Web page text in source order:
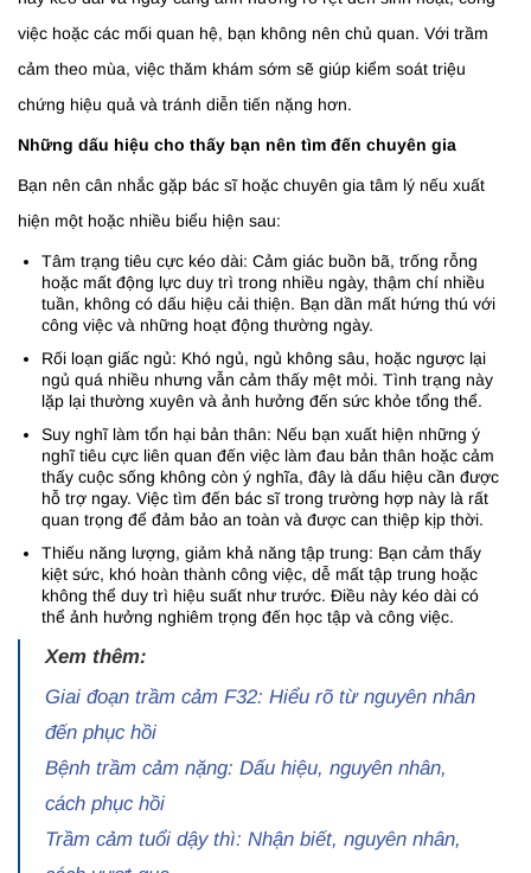
việc hoặc các mối quan hệ, bạn không nên chủ quan. Với trầm
cảm theo mùa, việc thăm khám sớm sẽ giúp kiểm soát triệu
chứng hiệu quả và tránh diễn tiến nặng hơn.
Những dấu hiệu cho thấy bạn nên tìm đến chuyên gia
Bạn nên cân nhắc gặp bác sĩ hoặc chuyên gia tâm lý nếu xuất
hiện một hoặc nhiều biểu hiện sau:
Tâm trạng tiêu cực kéo dài: Cảm giác buồn bã, trống rỗng
hoặc mất động lực duy trì trong nhiều ngày, thậm chí nhiều
tuần, không có dấu hiệu cải thiện. Bạn dần mất hứng thú với
công việc và những hoạt động thường ngày.
Rối loạn giấc ngủ: Khó ngủ, ngủ không sâu, hoặc ngược lại
ngủ quá nhiều nhưng vẫn cảm thấy mệt mỏi. Tình trạng này
lặp lại thường xuyên và ảnh hưởng đến sức khỏe tổng thể.
Suy nghĩ làm tổn hại bản thân: Nếu bạn xuất hiện những ý
nghĩ tiêu cực liên quan đến việc làm đau bản thân hoặc cảm
thấy cuộc sống không còn ý nghĩa, đây là dấu hiệu cần được
hỗ trợ ngay. Việc tìm đến bác sĩ trong trường hợp này là rất
quan trọng để đảm bảo an toàn và được can thiệp kịp thời.
Thiếu năng lượng, giảm khả năng tập trung: Bạn cảm thấy
kiệt sức, khó hoàn thành công việc, dễ mất tập trung hoặc
không thể duy trì hiệu suất như trước. Điều này kéo dài có
thể ảnh hưởng nghiêm trọng đến học tập và công việc.
Xem thêm:
Giai đoạn trầm cảm F32: Hiểu rõ từ nguyên nhân
đến phục hồi
Bệnh trầm cảm nặng: Dấu hiệu, nguyên nhân,
cách phục hồi
Trầm cảm tuổi dậy thì: Nhận biết, nguyên nhân,